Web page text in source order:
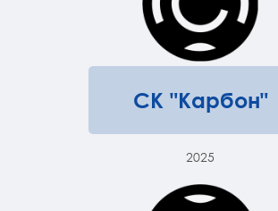
СК "Карбон"
2025